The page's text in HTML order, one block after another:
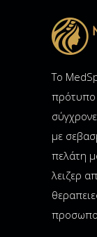
Το
πρότυπο
με
πελάτη
λειζερ